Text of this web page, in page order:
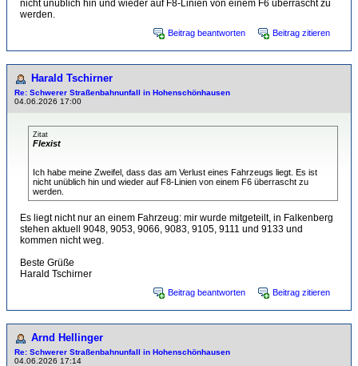
nicht unüblich hin und wieder auf F8-Linien von einem F6 überrascht zu
werden.
Beitrag beantworten Beitrag zitieren
Harald Tschirner
Re: Schwerer Straßenbahnunfall in Hohenschönhausen
04.06.2026 17:00
Zitat
Flexist
Ich habe meine Zweifel, dass das am Verlust eines Fahrzeugs liegt. Es ist
nicht unüblich hin und wieder auf F8-Linien von einem F6 überrascht zu
werden.
Es liegt nicht nur an einem Fahrzeug: mir wurde mitgeteilt, in Falkenberg
stehen aktuell 9048, 9053, 9066, 9083, 9105, 9111 und 9133 und
kommen nicht weg.
Beste Grüße
Harald Tschirner
Beitrag beantworten Beitrag zitieren
Arnd Hellinger
Re: Schwerer Straßenbahnunfall in Hohenschönhausen
04.06.2026 17:14